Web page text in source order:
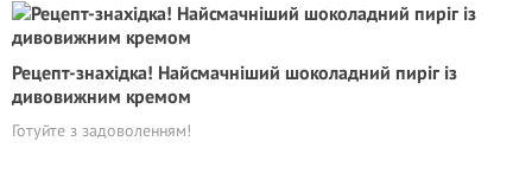
Рецепт-знахідка! Найсмачніший шоколадний пиріг із
дивовижним кремом
Готуйте з задоволенням!